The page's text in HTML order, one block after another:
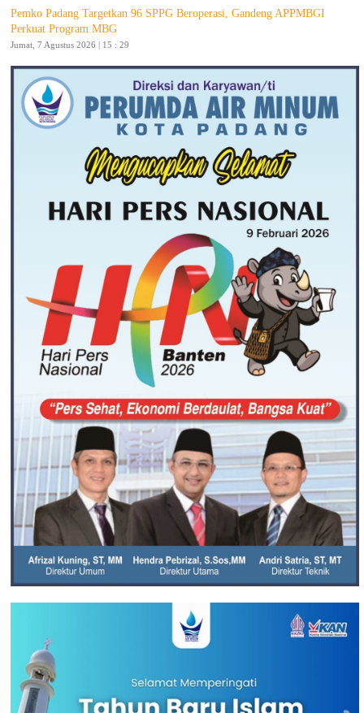
Pemko Padang Targetkan 96 SPPG Beroperasi, Gandeng APPMBGI
Perkuat Program MBG
Jumat, 7 Agustus 2026 | 15 : 29